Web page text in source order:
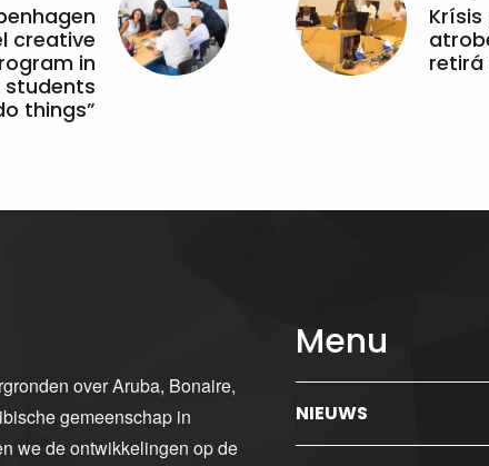
creative
in
students
things”
retirá
over Aruba, Bonaire,
gemeenschap in
we de ontwikkelingen op de
Menu
NIEUWS